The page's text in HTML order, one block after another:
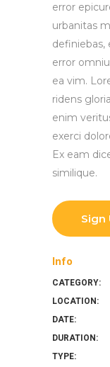
error
urbanitas
definiebas,
error
ea vim.
ridens
enim
exerci
Ex eam
similique.
Sign
Info
CATEGORY:
LOCATION:
DATE:
DURATION:
TYPE: